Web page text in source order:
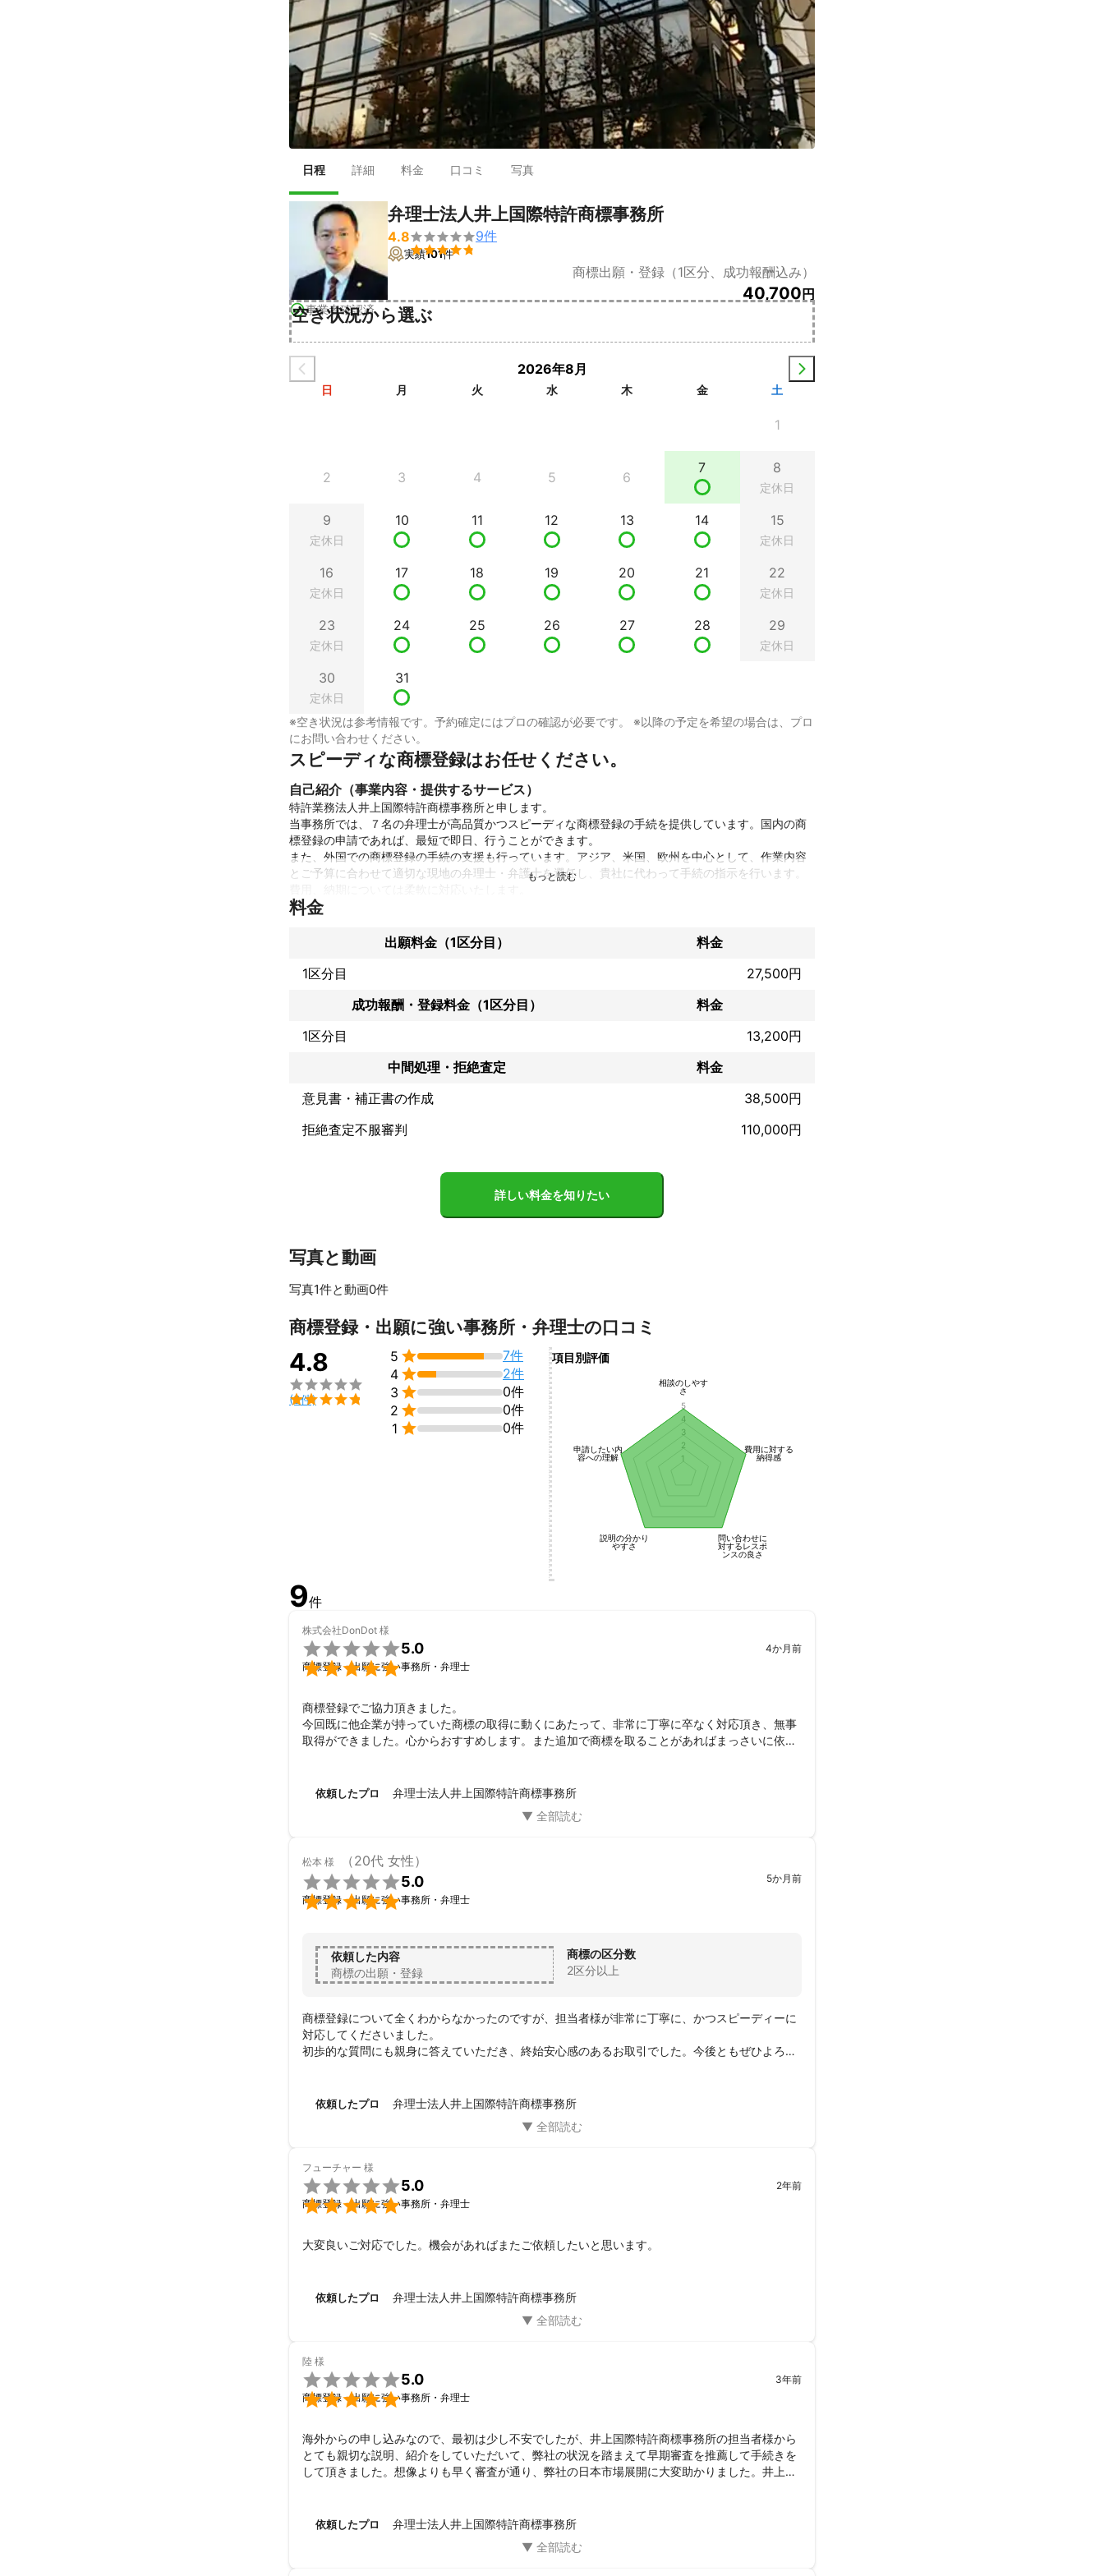
日程 詳細 料金 口コミ 写真
事業者確認済
弁理士法人井上国際特許商標事務所
4.8

9件
実績101件
商標出願・登録（1区分、成功報酬込み）
40,700 円
空き状況から選ぶ
2026年8月
日 月 火 水 木 金 土
1
2 3 4 5 6
7 8
定休日
9
定休日
10 11 12 13 14 15
定休日
16
定休日
17 18 19 20 21 22
定休日
23
定休日
24 25 26 27 28 29
定休日
30
定休日
31
※空き状況は参考情報です。予約確定にはプロの確認が必要です。 ※以降の予定を希望の場合は、プロ
にお問い合わせください。
スピーディな商標登録はお任せください。
自己紹介（事業内容・提供するサービス）
特許業務法人井上国際特許商標事務所と申します。
当事務所では、７名の弁理士が高品質かつスピーディな商標登録の手続を提供しています。国内の商
標登録の申請であれば、最短で即日、行うことができます。
また、外国での商標登録の手続の支援も行っています。アジア、米国、欧州を中心として、作業内容
とご予算に合わせて適切な現地の弁理士・弁護士を選任し、貴社に代わって手続の指示を行います。
これまでの実績
許出願の支援も行ってきました。
得に必要な全てのサービスを提供します。
ております。
アピールポイント
当事務所はスピーディなサービスを提供しております。
当事務所は９名のスタッフの中７名が弁理士資格を有し、資格保有率が高い事務所です。
これにより、弁理士資格を要する業務が弁理士に集中して手続が遅延するのを防いでいます。
また、複数の弁理士がそれぞれの得意分野を活かし、互いに切磋琢磨することで、幅広いニーズに対
し、高品質なサービスで応えています。
料金
出願料金（1区分目）
料金
1区分目
27,500円
成功報酬・登録料金（1区分目）
料金
1区分目
13,200円
中間処理・拒絶査定
料金
意見書・補正書の作成
38,500円
拒絶査定不服審判
110,000円
詳しい料金を知りたい
写真と動画
写真1件と動画0件
商標登録・出願に強い事務所・弁理士の口コミ
4.8


(9件)
5 
7件
4 
2件
3 
0件
2 
0件
1  0件
項目別評価
相談のしやす
さ
費用に対する
納得感
問い合わせに
対するレスポ
ンスの良さ
説明の分かり
やすさ
申請したい内
容への理解
1
2
3
4
5
9件
株式会社DonDot 様


5.0
商標登録・出願に強い事務所・弁理士
4か月前
商標登録でご協力頂きました。
今回既に他企業が持っていた商標の取得に動くにあたって、非常に丁寧に卒なく対応頂き、無事
取得ができました。心からおすすめします。また追加で商標を取ることがあればまっさいに依頼
依頼したプロ 弁理士法人井上国際特許商標事務所
松本 様 （20代 女性）


5.0
商標登録・出願に強い事務所・弁理士
5か月前
依頼した内容
商標の出願・登録
商標の区分数
2区分以上
商標登録について全くわからなかったのですが、担当者様が非常に丁寧に、かつスピーディーに
対応してくださいました。
初歩的な質問にも親身に答えていただき、終始安心感のあるお取引でした。今後ともぜひよろし
依頼したプロ 弁理士法人井上国際特許商標事務所
フューチャー 様


5.0
商標登録・出願に強い事務所・弁理士
2年前
大変良いご対応でした。機会があればまたご依頼したいと思います。
依頼したプロ 弁理士法人井上国際特許商標事務所
陸 様


5.0
商標登録・出願に強い事務所・弁理士
3年前
海外からの申し込みなので、最初は少し不安でしたが、井上国際特許商標事務所の担当者様から
とても親切な説明、紹介をしていただいて、弊社の状況を踏まえて早期審査を推薦して手続きを
して頂きました。想像よりも早く審査が通り、弊社の日本市場展開に大変助かりました。井上国
依頼したプロ 弁理士法人井上国際特許商標事務所